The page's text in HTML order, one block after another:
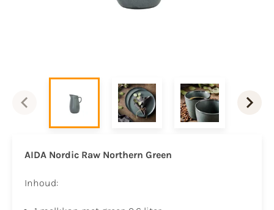
AIDA Nordic Raw Northern Green
Inhoud: